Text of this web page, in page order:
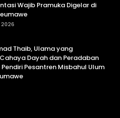
Wajib Pramuka Digelar di
2026
Thaib, Ulama yang
Dayah dan Peradaban
Pesantren Misbahul Ulum